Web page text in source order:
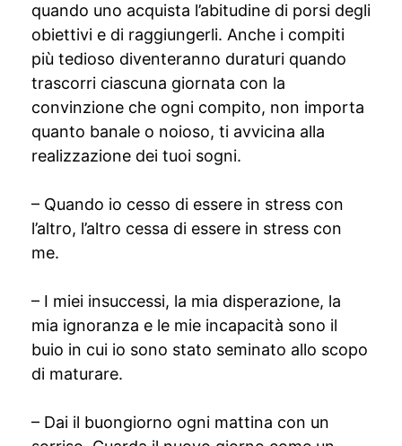
quando uno acquista l’abitudine di porsi degli
obiettivi e di raggiungerli. Anche i compiti
più tedioso diventeranno duraturi quando
trascorri ciascuna giornata con la
convinzione che ogni compito, non importa
quanto banale o noioso, ti avvicina alla
realizzazione dei tuoi sogni.
– Quando io cesso di essere in stress con
l’altro, l’altro cessa di essere in stress con
me.
– I miei insuccessi, la mia disperazione, la
mia ignoranza e le mie incapacità sono il
buio in cui io sono stato seminato allo scopo
di maturare.
– Dai il buongiorno ogni mattina con un